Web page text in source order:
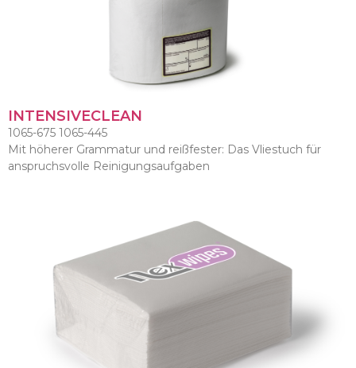
INTENSIVECLEAN
1065-675 1065-445
Mit höherer Grammatur und reißfester: Das Vliestuch für
anspruchsvolle Reinigungsaufgaben